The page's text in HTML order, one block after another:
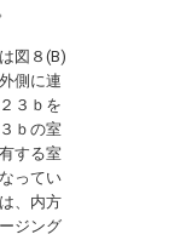
図８(B)
側に連
３ｂを
ｂの室
する室
ってい
、内方
ジング